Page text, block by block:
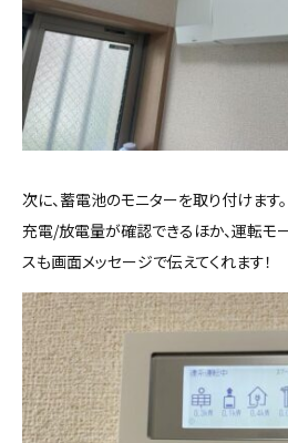
次に、蓄電池のモニターを取り付けます。
充電/放電量が確認できるほか、運転モ
スも画面メッセージで伝えてくれます！